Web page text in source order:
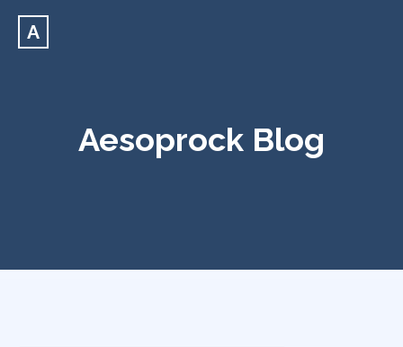
A
Aesoprock Blog